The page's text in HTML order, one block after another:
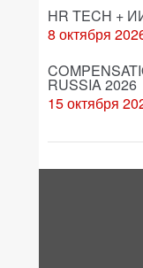
HR TECH +
8 октября
RUSSIA 2026
15 октября